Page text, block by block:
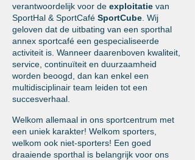
verantwoordelijk voor de exploitatie van
SportHal & SportCafé SportCube . Wij
geloven dat de uitbating van een sporthal
annex sportcafé een gespecialiseerde
activiteit is. Wanneer daarenboven kwaliteit,
service, continuïteit en duurzaamheid
worden beoogd, dan kan enkel een
multidisciplinair team leiden tot een
succesverhaal.
Welkom allemaal in ons sportcentrum met
een uniek karakter! Welkom sporters,
welkom ook niet-sporters! Een goed
draaiende sporthal is belangrijk voor ons